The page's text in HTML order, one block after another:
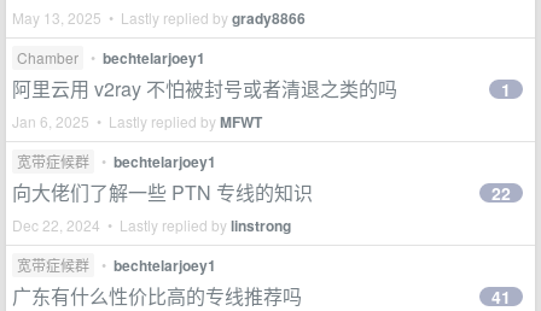
May 13, 2025 • Lastly replied bygrady8866
Chamber • bechtelarjoey1
阿里云用 v2ray 不怕被封号或者清退之类的吗
Jan 6, 2025 • Lastly replied byMFWT
1
宽带症候群 • bechtelarjoey1
向大佬们了解一些 PTN 专线的知识
Dec 22, 2024 • Lastly replied bylinstrong
22
宽带症候群 • bechtelarjoey1
广东有什么性价比高的专线推荐吗 41